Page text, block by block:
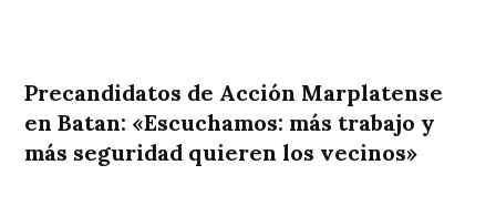
Precandidatos de Acción Marplatense
en Batan: «Escuchamos: más trabajo y
más seguridad quieren los vecinos»